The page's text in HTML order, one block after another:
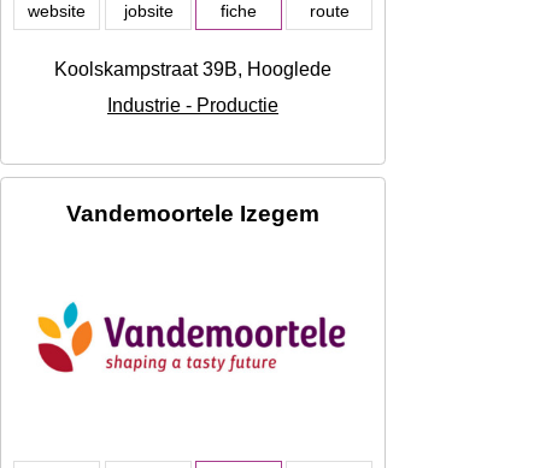
website jobsite fiche route
Koolskampstraat 39B, Hooglede
Industrie - Productie
Vandemoortele Izegem